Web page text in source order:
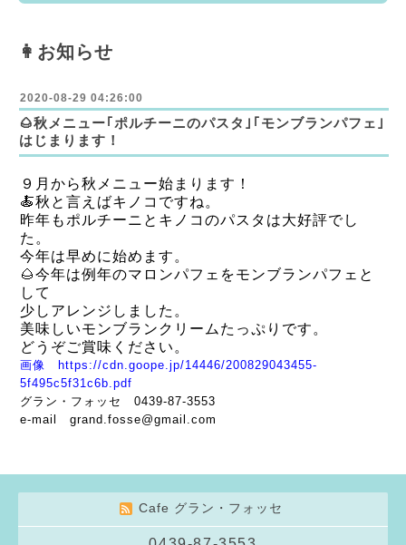
👩お知らせ
2020-08-29 04:26:00
🌰秋メニュー｢ポルチーニのパスタ｣｢モンブランパフェ｣
はじまります！
９月から秋メニュー始まります！
🍝秋と言えばキノコですね。
昨年もポルチーニとキノコのパスタは大好評でし
た。
今年は早めに始めます。
🌰今年は例年のマロンパフェをモンブランパフェと
して
少しアレンジしました。
美味しいモンブランクリームたっぷりです。
どうぞご賞味ください。
画像
https://cdn.goope.jp/14446/200829043455-
5f495c5f31c6b.pdf
グラン・フォッセ 0439-87-3553
e-mail grand.fosse@gmail.com
Cafe グラン・フォッセ